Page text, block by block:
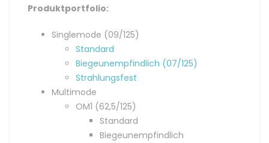
Produktportfolio:
Singlemode (09/125)
Standard
Biegeunempfindlich (07/125)
Strahlungsfest
Multimode
OM1 (62,5/125)
Standard
Biegeunempfindlich